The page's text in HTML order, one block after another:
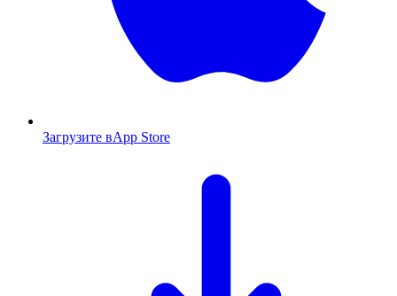
Загрузите вApp Store